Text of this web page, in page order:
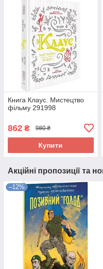
Книга Клаус. Мистецтво
фільму 291998
862 ₴ 980 ₴
Купити
Акційні пропозиції та
–12%